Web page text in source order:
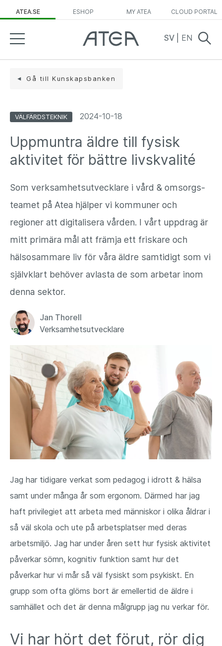
ATEA.SE ESHOP MY ATEA CLOUD PORTAL
SV EN
Gå till Kunskapsbanken
VÄLFÄRDSTEKNIK 2024-10-18
Uppmuntra äldre till fysisk
aktivitet för bättre livskvalité
Som verksamhetsutvecklare i vård & omsorgs-
teamet på Atea hjälper vi kommuner och
regioner att digitalisera vården. I vårt uppdrag är
mitt primära mål att främja ett friskare och
hälsosammare liv för våra äldre samtidigt som vi
självklart behöver avlasta de som arbetar inom
denna sektor.
Jan Thorell
Verksamhetsutvecklare
Jag har tidigare verkat som pedagog i idrott & hälsa
samt under många år som ergonom. Därmed har jag
haft privilegiet att arbeta med människor i olika åldrar i
så väl skola och ute på arbetsplatser med deras
arbetsmiljö. Jag har under åren sett hur fysisk aktivitet
påverkar sömn, kognitiv funktion samt hur det
påverkar hur vi mår så väl fysiskt som psykiskt. En
grupp som ofta glöms bort är emellertid de äldre i
samhället och det är denna målgrupp jag nu verkar för.
Vi har hört det förut, rör dig